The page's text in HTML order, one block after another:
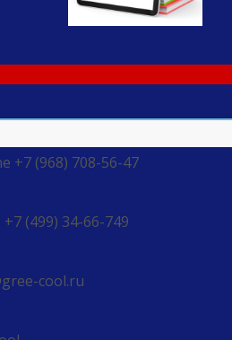
+7 (968) 708-56-47
+7 (499) 34-66-749
cool.ru